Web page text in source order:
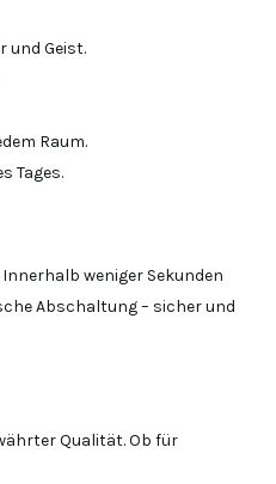
und Geist.
Raum.
Tages.
weniger Sekunden
Abschaltung – sicher und
Qualität. Ob für